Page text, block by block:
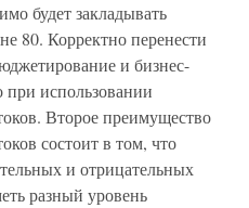
будет закладывать
80. Корректно перенести
и бизнес-
использовании
Второе преимущество
состоит в том, что
и отрицательных
разный уровень